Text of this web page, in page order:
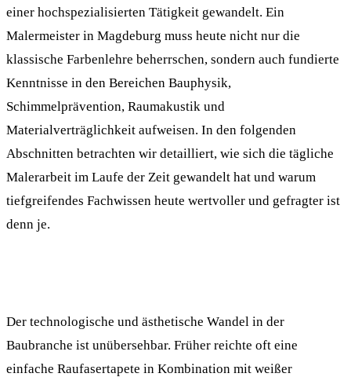
einer hochspezialisierten Tätigkeit gewandelt. Ein
Malermeister in Magdeburg muss heute nicht nur die
klassische Farbenlehre beherrschen, sondern auch fundierte
Kenntnisse in den Bereichen Bauphysik,
Schimmelprävention, Raumakustik und
Materialverträglichkeit aufweisen. In den folgenden
Abschnitten betrachten wir detailliert, wie sich die tägliche
Malerarbeit im Laufe der Zeit gewandelt hat und warum
tiefgreifendes Fachwissen heute wertvoller und gefragter ist
denn je.
Der technologische und ästhetische Wandel in der
Baubranche ist unübersehbar. Früher reichte oft eine
einfache Raufasertapete in Kombination mit weißer